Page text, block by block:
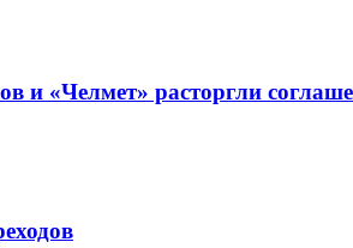
и «Челмет» расторгли